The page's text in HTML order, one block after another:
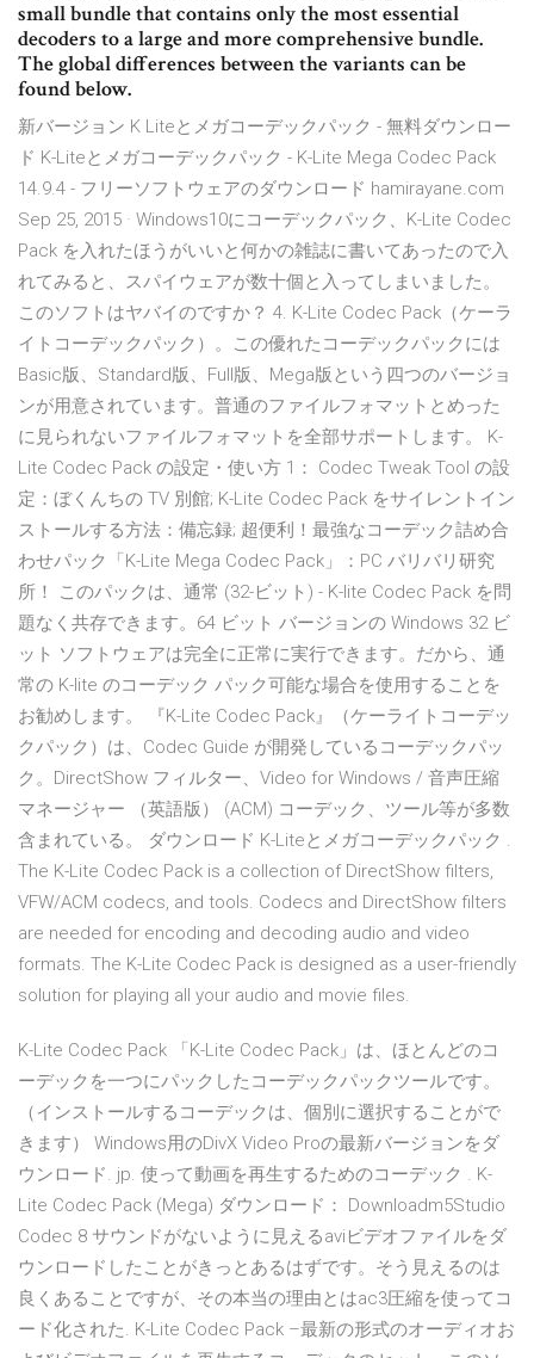
small bundle that contains only the most essential
decoders to a large and more comprehensive bundle.
The global differences between the variants can be
found below.
新バージョン K Liteとメガコーデックパック - 無料ダウンロー
ド K-Liteとメガコーデックパック - K-Lite Mega Codec Pack
14.9.4 - フリーソフトウェアのダウンロード hamirayane.com
Sep 25, 2015 · Windows10にコーデックパック、K-Lite Codec
Pack を入れたほうがいいと何かの雑誌に書いてあったので入
れてみると、スパイウェアが数十個と入ってしまいました。
このソフトはヤバイのですか？ 4. K-Lite Codec Pack（ケーラ
イトコーデックパック）。この優れたコーデックパックには
Basic版、Standard版、Full版、Mega版という四つのバージョ
ンが用意されています。普通のファイルフォマットとめった
に見られないファイルフォマットを全部サポートします。 K-
Lite Codec Pack の設定・使い方 1： Codec Tweak Tool の設
定：ぼくんちの TV 別館; K-Lite Codec Pack をサイレントイン
ストールする方法：備忘録; 超便利！最強なコーデック詰め合
わせパック「K-Lite Mega Codec Pack」：PC バリバリ研究
所！ このパックは、通常 (32-ビット) - K-lite Codec Pack を問
題なく共存できます。64 ビット バージョンの Windows 32 ビ
ット ソフトウェアは完全に正常に実行できます。だから、通
常の K-lite のコーデック パック可能な場合を使用することを
お勧めします。 『K-Lite Codec Pack』（ケーライトコーデッ
クパック）は、Codec Guide が開発しているコーデックパッ
ク。DirectShow フィルター、Video for Windows / 音声圧縮
マネージャー （英語版） (ACM) コーデック、ツール等が多数
含まれている。 ダウンロード K-Liteとメガコーデックパック .
The K-Lite Codec Pack is a collection of DirectShow filters,
VFW/ACM codecs, and tools. Codecs and DirectShow filters
are needed for encoding and decoding audio and video
formats. The K-Lite Codec Pack is designed as a user-friendly
solution for playing all your audio and movie files.
K-Lite Codec Pack 「K-Lite Codec Pack」は、ほとんどのコ
ーデックを一つにパックしたコーデックパックツールです。
（インストールするコーデックは、個別に選択することがで
きます） Windows用のDivX Video Proの最新バージョンをダ
ウンロード. jp. 使って動画を再生するためのコーデック . K-
Lite Codec Pack (Mega) ダウンロード： Downloadm5Studio
Codec 8 サウンドがないように見えるaviビデオファイルをダ
ウンロードしたことがきっとあるはずです。そう見えるのは
良くあることですが、その本当の理由とはac3圧縮を使ってコ
ード化された. K-Lite Codec Pack –最新の形式のオーディオお